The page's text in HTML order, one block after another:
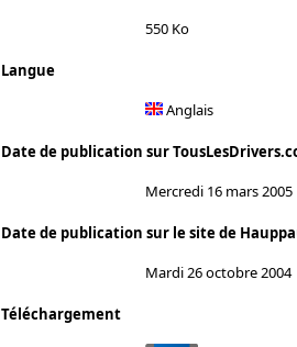
550 Ko
Langue
Anglais
Date de publication sur
Mercredi 16 mars 2005
Date de publication sur le site de
Mardi 26 octobre 2004
Téléchargement